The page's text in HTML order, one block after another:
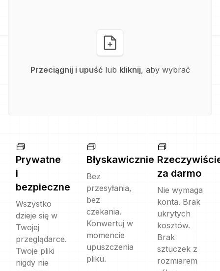
Przeciągnij i upuść lub kliknij, aby wybrać
Prywatne
i
bezpieczne
Wszystko
dzieje się w
Twojej
przeglądarce.
Twoje pliki
nigdy nie
Błyskawicznie
Bez
przesyłania,
bez
czekania.
Konwertuj w
momencie
upuszczenia
pliku.
za darmo
Nie wymaga
konta. Brak
ukrytych
kosztów.
Brak
sztuczek z
rozmiarem